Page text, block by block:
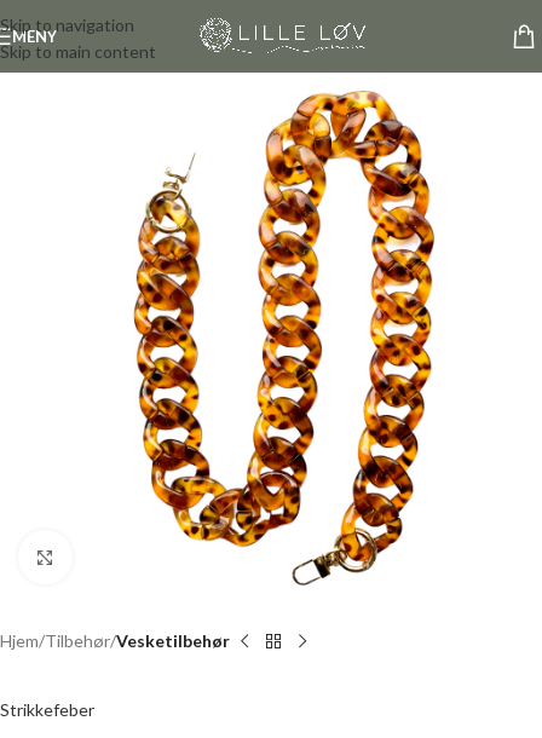
Skip to navigation
Skip to main content
MENY
Hjem Tilbehør Vesketilbehør
Strikkefeber